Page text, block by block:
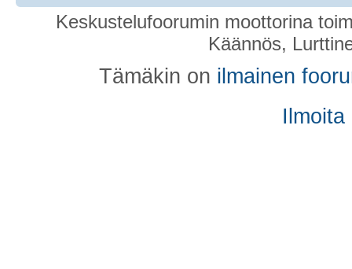
Keskustelufoorumin moottorina
Käännös,
Tämäkin on ilmainen